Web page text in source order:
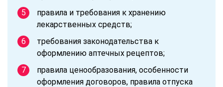
правила и требования к хранению
лекарственных средств;
требования законодательства к
оформлению аптечных рецептов;
правила ценообразования, особенности
оформления договоров, правила отпуска